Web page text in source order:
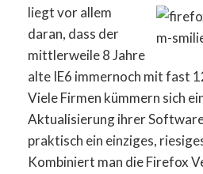
liegt vor allem
daran, dass der
mittlerweile 8 Jahre
alte IE6 immernoch mit fast
Viele Firmen kümmern sich
Aktualisierung ihrer
praktisch ein einziges,
Kombiniert man die Firefox